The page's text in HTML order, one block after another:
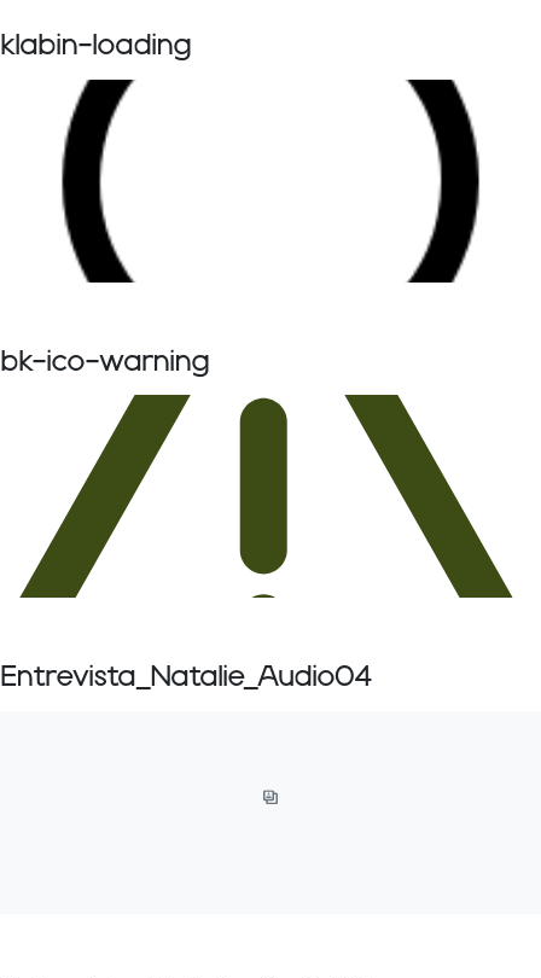
klabin-loading
bk-ico-warning
Entrevista_Natalie_Audio04